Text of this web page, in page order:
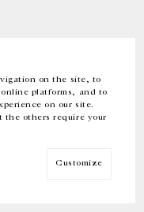
on the site, to
platforms, and to
on our site.
the others require your
Customize